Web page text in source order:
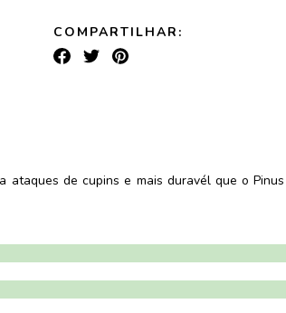
COMPARTILHAR:
de cupins e mais duravél que o